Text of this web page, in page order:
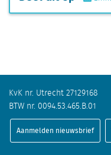
KvK nr. Utrecht 27129168
BTW nr. 0094.53.465.B.01
Aanmelden nieuwsbrief